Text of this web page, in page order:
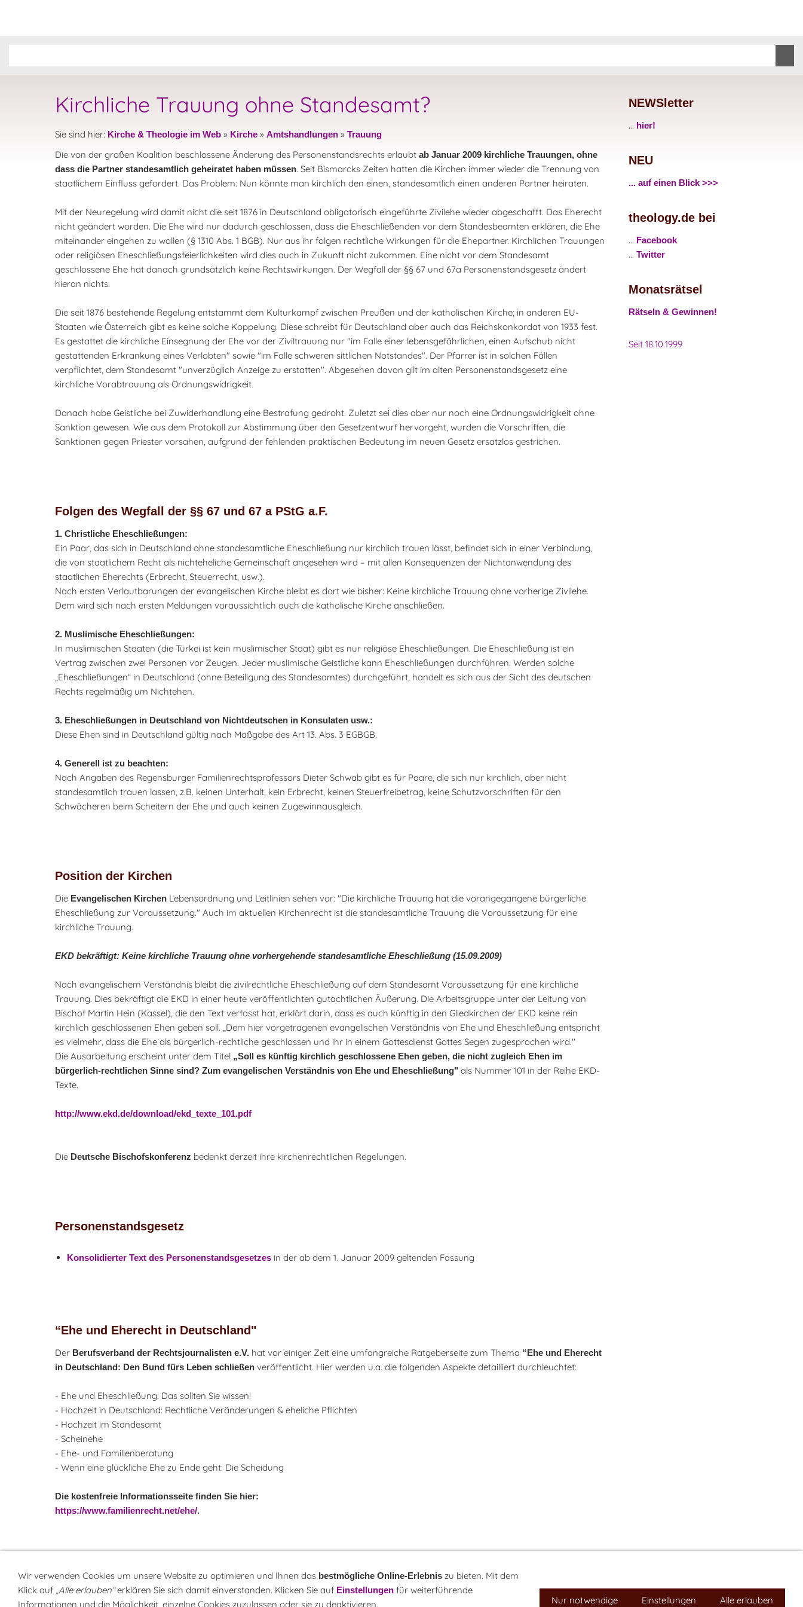
Kirchliche Trauung ohne Standesamt?
Sie sind hier: Kirche & Theologie im Web » Kirche » Amtshandlungen » Trauung
Die von der großen Koalition beschlossene Änderung des Personenstandsrechts erlaubt ab Januar 2009 kirchliche Trauungen, ohne
dass die Partner standesamtlich geheiratet haben müssen. Seit Bismarcks Zeiten hatten die Kirchen immer wieder die Trennung von
staatlichem Einfluss gefordert. Das Problem: Nun könnte man kirchlich den einen, standesamtlich einen anderen Partner heiraten.
Mit der Neuregelung wird damit nicht die seit 1876 in Deutschland obligatorisch eingeführte Zivilehe wieder abgeschafft. Das Eherecht
nicht geändert worden. Die Ehe wird nur dadurch geschlossen, dass die Eheschließenden vor dem Standesbeamten erklären, die Ehe
miteinander eingehen zu wollen (§ 1310 Abs. 1 BGB). Nur aus ihr folgen rechtliche Wirkungen für die Ehepartner. Kirchlichen Trauungen
oder religiösen Eheschließungsfeierlichkeiten wird dies auch in Zukunft nicht zukommen. Eine nicht vor dem Standesamt
geschlossene Ehe hat danach grundsätzlich keine Rechtswirkungen. Der Wegfall der §§ 67 und 67a Personenstandsgesetz ändert
hieran nichts.
Die seit 1876 bestehende Regelung entstammt dem Kulturkampf zwischen Preußen und der katholischen Kirche; in anderen EU-
Staaten wie Österreich gibt es keine solche Koppelung. Diese schreibt für Deutschland aber auch das Reichskonkordat von 1933 fest.
Es gestattet die kirchliche Einsegnung der Ehe vor der Ziviltrauung nur "im Falle einer lebensgefährlichen, einen Aufschub nicht
gestattenden Erkrankung eines Verlobten" sowie "im Falle schweren sittlichen Notstandes". Der Pfarrer ist in solchen Fällen
verpflichtet, dem Standesamt "unverzüglich Anzeige zu erstatten". Abgesehen davon gilt im alten Personenstandsgesetz eine
kirchliche Vorabtrauung als Ordnungswidrigkeit.
Danach habe Geistliche bei Zuwiderhandlung eine Bestrafung gedroht. Zuletzt sei dies aber nur noch eine Ordnungswidrigkeit ohne
Sanktion gewesen. Wie aus dem Protokoll zur Abstimmung über den Gesetzentwurf hervorgeht, wurden die Vorschriften, die
Sanktionen gegen Priester vorsahen, aufgrund der fehlenden praktischen Bedeutung im neuen Gesetz ersatzlos gestrichen.
Folgen des Wegfall der §§ 67 und 67 a PStG a.F.
1. Christliche Eheschließungen:
Ein Paar, das sich in Deutschland ohne standesamtliche Eheschließung nur kirchlich trauen lässt, befindet sich in einer Verbindung,
die von staatlichem Recht als nichteheliche Gemeinschaft angesehen wird – mit allen Konsequenzen der Nichtanwendung des
staatlichen Eherechts (Erbrecht, Steuerrecht, usw.).
Nach ersten Verlautbarungen der evangelischen Kirche bleibt es dort wie bisher: Keine kirchliche Trauung ohne vorherige Zivilehe.
Dem wird sich nach ersten Meldungen voraussichtlich auch die katholische Kirche anschließen.
2. Muslimische Eheschließungen:
In muslimischen Staaten (die Türkei ist kein muslimischer Staat) gibt es nur religiöse Eheschließungen. Die Eheschließung ist ein
Vertrag zwischen zwei Personen vor Zeugen. Jeder muslimische Geistliche kann Eheschließungen durchführen. Werden solche
„Eheschließungen“ in Deutschland (ohne Beteiligung des Standesamtes) durchgeführt, handelt es sich aus der Sicht des deutschen
Rechts regelmäßig um Nichtehen.
3. Eheschließungen in Deutschland von Nichtdeutschen in Konsulaten usw.:
Diese Ehen sind in Deutschland gültig nach Maßgabe des Art 13. Abs. 3 EGBGB.
4. Generell ist zu beachten:
Nach Angaben des Regensburger Familienrechtsprofessors Dieter Schwab gibt es für Paare, die sich nur kirchlich, aber nicht
standesamtlich trauen lassen, z.B. keinen Unterhalt, kein Erbrecht, keinen Steuerfreibetrag, keine Schutzvorschriften für den
Schwächeren beim Scheitern der Ehe und auch keinen Zugewinnausgleich.
Position der Kirchen
Die Evangelischen Kirchen Lebensordnung und Leitlinien sehen vor: "Die kirchliche Trauung hat die vorangegangene bürgerliche
Eheschließung zur Voraussetzung." Auch im aktuellen Kirchenrecht ist die standesamtliche Trauung die Voraussetzung für eine
kirchliche Trauung.
EKD bekräftigt: Keine kirchliche Trauung ohne vorhergehende standesamtliche Eheschließung (15.09.2009)
Nach evangelischem Verständnis bleibt die zivilrechtliche Eheschließung auf dem Standesamt Voraussetzung für eine kirchliche
Trauung. Dies bekräftigt die EKD in einer heute veröffentlichten gutachtlichen Äußerung. Die Arbeitsgruppe unter der Leitung von
Bischof Martin Hein (Kassel), die den Text verfasst hat, erklärt darin, dass es auch künftig in den Gliedkirchen der EKD keine rein
kirchlich geschlossenen Ehen geben soll. „Dem hier vorgetragenen evangelischen Verständnis von Ehe und Eheschließung entspricht
es vielmehr, dass die Ehe als bürgerlich-rechtliche geschlossen und ihr in einem Gottesdienst Gottes Segen zugesprochen wird."
Die Ausarbeitung erscheint unter dem Titel „Soll es künftig kirchlich geschlossene Ehen geben, die nicht zugleich Ehen im
bürgerlich-rechtlichen Sinne sind? Zum evangelischen Verständnis von Ehe und Eheschließung" als Nummer 101 in der Reihe EKD-
Texte.
http://www.ekd.de/download/ekd_texte_101.pdf
Die Deutsche Bischofskonferenz bedenkt derzeit ihre kirchenrechtlichen Regelungen.
Personenstandsgesetz
Konsolidierter Text des Personenstandsgesetzes in der ab dem 1. Januar 2009 geltenden Fassung
“Ehe und Eherecht in Deutschland"
Der Berufsverband der Rechtsjournalisten e.V. hat vor einiger Zeit eine umfangreiche Ratgeberseite zum Thema “Ehe und Eherecht
in Deutschland: Den Bund fürs Leben schließen veröffentlicht. Hier werden u.a. die folgenden Aspekte detailliert durchleuchtet:
- Ehe und Eheschließung: Das sollten Sie wissen!
- Hochzeit in Deutschland: Rechtliche Veränderungen & eheliche Pflichten
- Hochzeit im Standesamt
- Scheinehe
- Ehe- und Familienberatung
- Wenn eine glückliche Ehe zu Ende geht: Die Scheidung
Die kostenfreie Informationsseite finden Sie hier:
https://www.familienrecht.net/ehe/.
NEWSletter
... hier!
NEU
... auf einen Blick >>>
theology.de bei
... Facebook
... Twitter
Monatsrätsel
Rätseln & Gewinnen!
Seit 18.10.1999
Sitemap NEWSletterLINK-Hinweis DisclaimerDatenschutzerklärung ImpressumCookies
Wir verwenden Cookies um unsere Website zu optimieren und Ihnen das bestmögliche Online-Erlebnis zu bieten. Mit dem
Klick auf „Alle erlauben“erklären Sie sich damit einverstanden. Klicken Sie auf Einstellungen für weiterführende
Informationen und die Möglichkeit, einzelne Cookies zuzulassen oder sie zu deaktivieren.
Nur notwendige Einstellungen Alle erlauben